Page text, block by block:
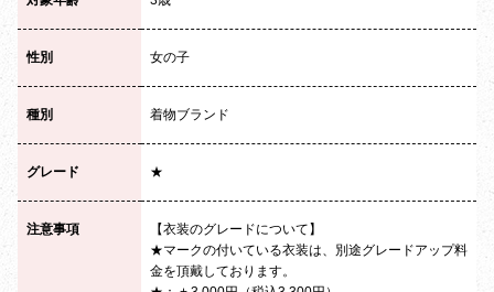
性別 女の子
種別 着物ブランド
グレード ★
注意事項
【衣装のグレードについて】
★マークの付いている衣装は、別途グレードアップ料
金を頂戴しております。